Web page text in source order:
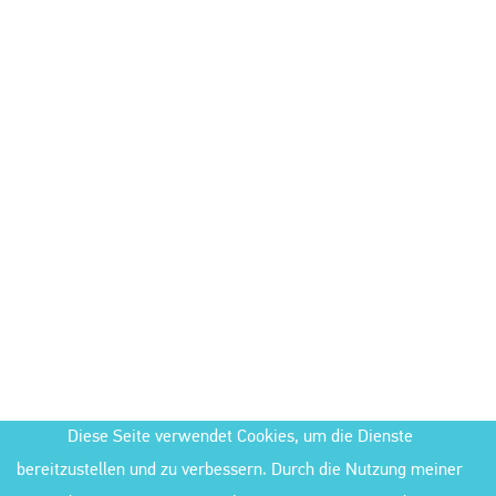
Diese Seite verwendet Cookies, um die Dienste
bereitzustellen und zu verbessern. Durch die Nutzung meiner